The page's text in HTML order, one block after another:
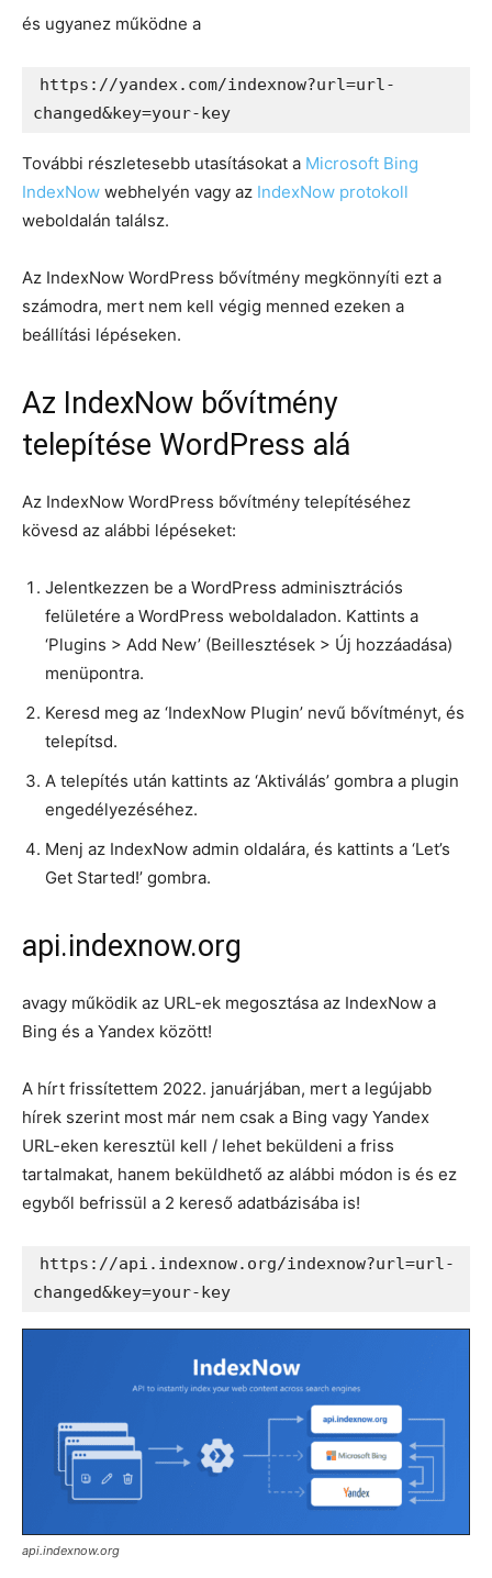
és ugyanez működne a
https://yandex.com/indexnow?url=url-
changed&key=your-key
További részletesebb utasításokat a Microsoft Bing
IndexNow webhelyén vagy az IndexNow protokoll
weboldalán találsz.
Az IndexNow WordPress bővítmény megkönnyíti ezt a
számodra, mert nem kell végig menned ezeken a
beállítási lépéseken.
Az IndexNow bővítmény
telepítése WordPress alá
Az IndexNow WordPress bővítmény telepítéséhez
kövesd az alábbi lépéseket:
Jelentkezzen be a WordPress adminisztrációs
felületére a WordPress weboldaladon. Kattints a
‘Plugins > Add New’ (Beillesztések > Új hozzáadása)
menüpontra.
Keresd meg az ‘IndexNow Plugin’ nevű bővítményt, és
telepítsd.
A telepítés után kattints az ‘Aktiválás’ gombra a plugin
engedélyezéséhez.
Menj az IndexNow admin oldalára, és kattints a ‘Let’s
Get Started!’ gombra.
api.indexnow.org
avagy működik az URL-ek megosztása az IndexNow a
Bing és a Yandex között!
A hírt frissítettem 2022. januárjában, mert a legújabb
hírek szerint most már nem csak a Bing vagy Yandex
URL-eken keresztül kell / lehet beküldeni a friss
tartalmakat, hanem beküldhető az alábbi módon is és ez
egyből befrissül a 2 kereső adatbázisába is!
https://api.indexnow.org/indexnow?url=url-
changed&key=your-key
api.indexnow.org